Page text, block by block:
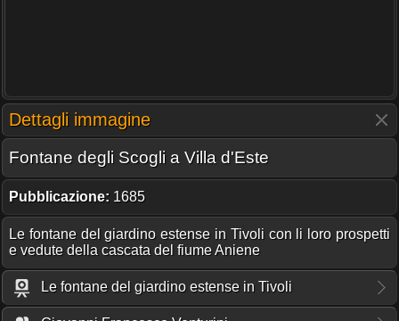
Dettagli immagine
Fontane degli Scogli a Villa d'Este
Pubblicazione: 1685
Le fontane del giardino estense in Tivoli con li loro prospetti
e vedute della cascata del fiume Aniene
Le fontane del giardino estense in Tivoli